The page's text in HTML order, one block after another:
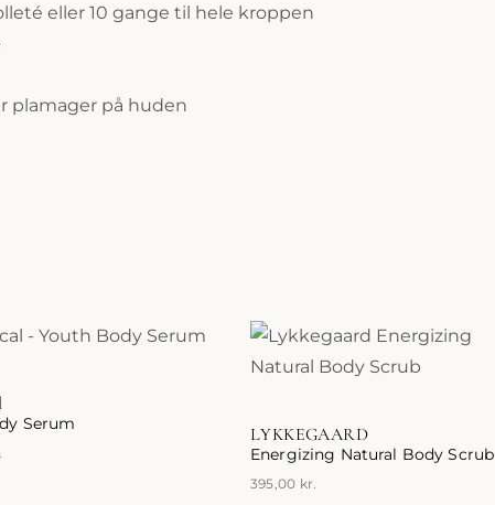
eller 10 gange til hele kroppen
plamager på huden
Serum LYKKEGAARD
Energizing Natural Body Scrub
395,00 kr.